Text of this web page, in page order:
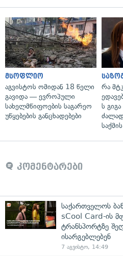
მსოფლიო
აგვისტოს ომიდან 18 წელი
გავიდა — ევროპული
სახელმწიფოების საგარეო
უწყებების განცხადებები
რა
ს
კომენტარები
საქართველოს
sCool Card-ის
ტრანსპორტზე
ისარგებლებენ
7 აგვისტო, 14:49